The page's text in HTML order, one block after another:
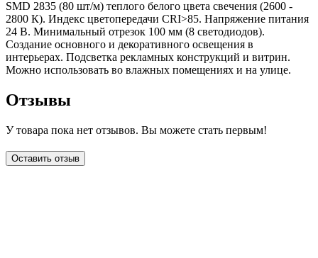
SMD 2835 (80 шт/м) теплого белого цвета свечения (2600 -
2800 К). Индекс цветопередачи CRI>85. Напряжение питания
24 В. Минимальный отрезок 100 мм (8 светодиодов).
Создание основного и декоративного освещения в
интерьерах. Подсветка рекламных конструкций и витрин.
Можно использовать во влажных помещениях и на улице.
Отзывы
У товара пока нет отзывов. Вы можете стать первым!
Оставить отзыв